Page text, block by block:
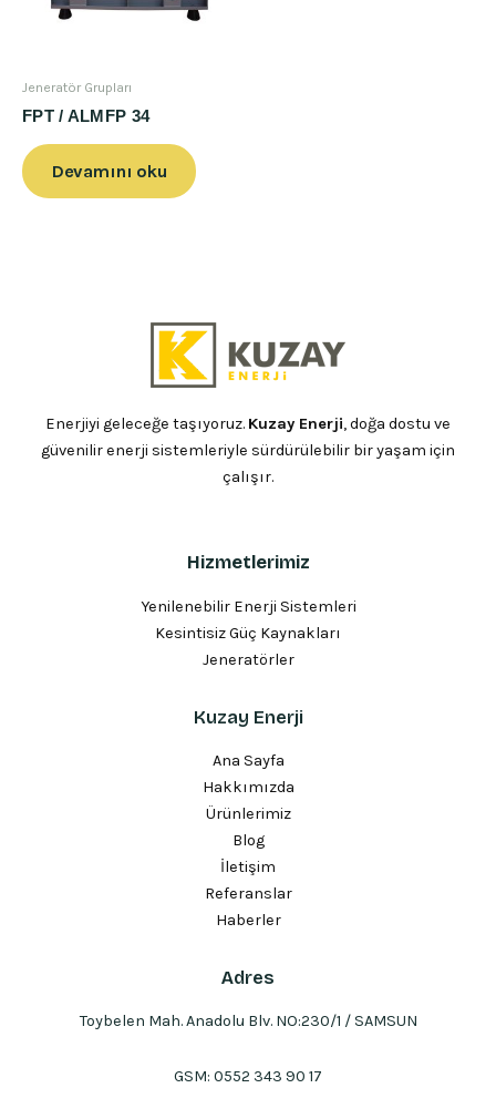
Jeneratör Grupları
FPT / ALMFP 34
Devamını oku
Enerjiyi geleceğe taşıyoruz. Kuzay Enerji, doğa dostu ve
güvenilir enerji sistemleriyle sürdürülebilir bir yaşam için
çalışır.
Hizmetlerimiz
Yenilenebilir Enerji Sistemleri
Kesintisiz Güç Kaynakları
Jeneratörler
Kuzay Enerji
Ana Sayfa
Hakkımızda
Ürünlerimiz
Blog
İletişim
Referanslar
Haberler
Adres
Toybelen Mah. Anadolu Blv. NO:230/1 / SAMSUN
GSM: 0552 343 90 17